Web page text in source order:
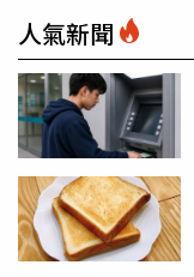
人氣新聞